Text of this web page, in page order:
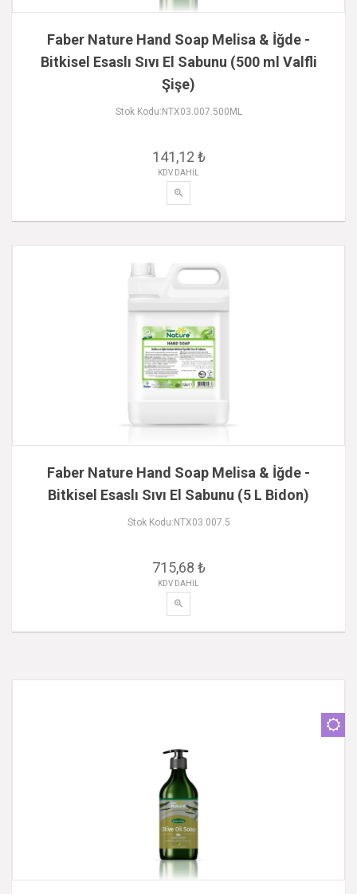
Faber Nature Hand Soap Melisa & İğde -
Bitkisel Esaslı Sıvı El Sabunu (500 ml Valfli
Şişe)
Stok Kodu:NTX03.007.500ML
141,12 ₺
KDV DAHİL
Faber Nature Hand Soap Melisa & İğde -
Bitkisel Esaslı Sıvı El Sabunu (5 L Bidon)
Stok Kodu:NTX03.007.5
715,68 ₺
KDV DAHİL